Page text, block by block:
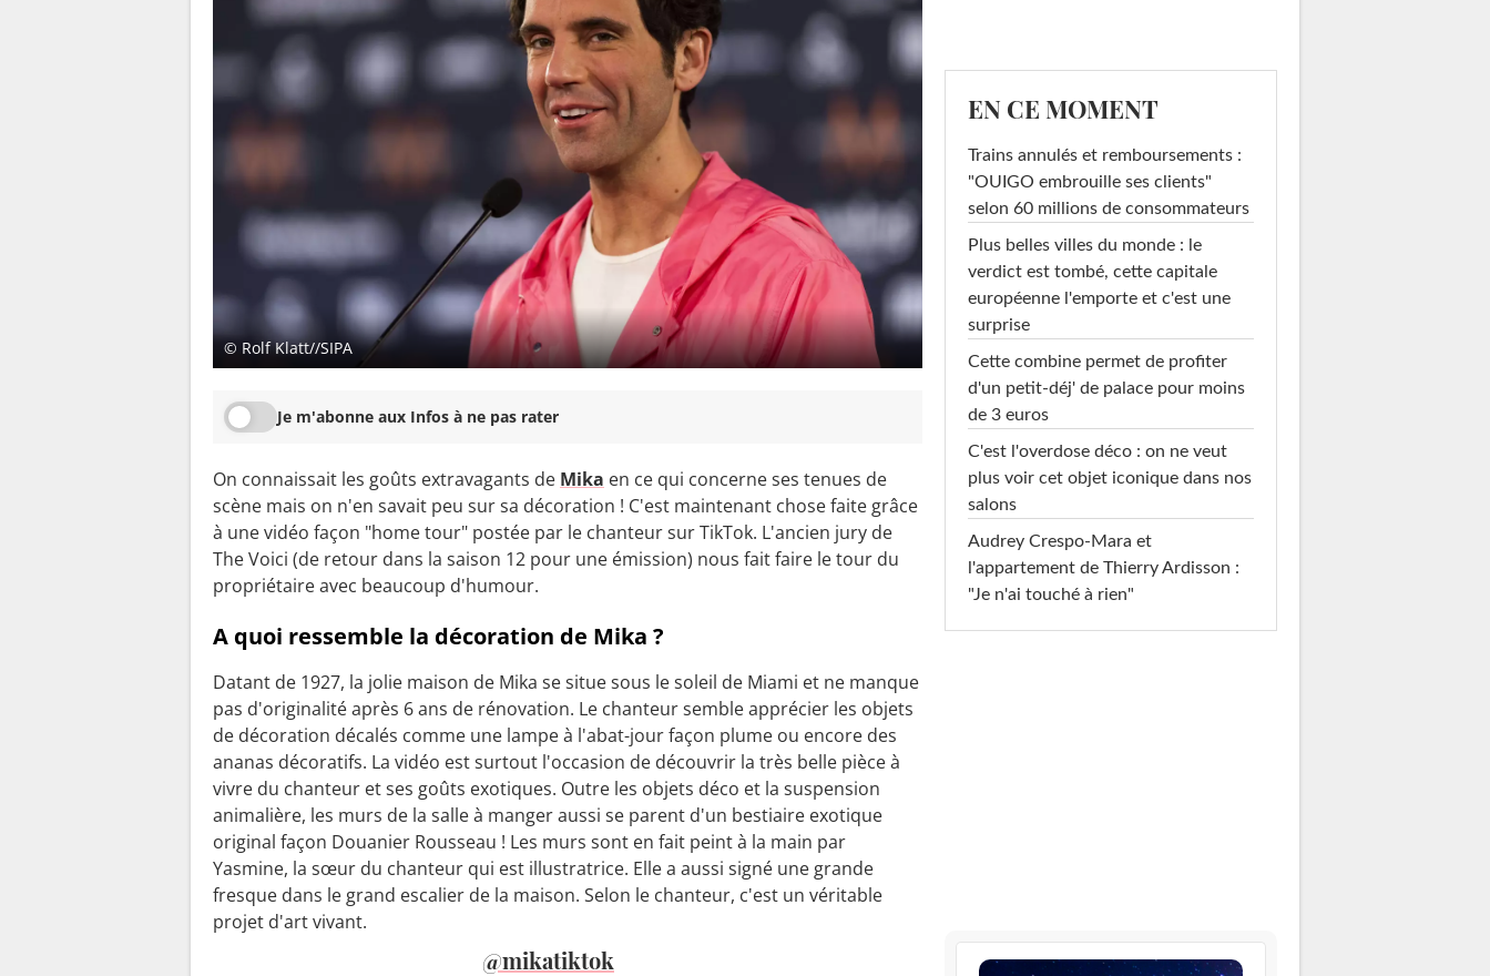
© Rolf Klatt//SIPA
Je m'abonne aux Infos à ne pas rater
On connaissait les goûts extravagants de Mika en ce qui concerne ses tenues de
scène mais on n'en savait peu sur sa décoration ! C'est maintenant chose faite grâce
à une vidéo façon "home tour" postée par le chanteur sur TikTok. L'ancien jury de
The Voici (de retour dans la saison 12 pour une émission) nous fait faire le tour du
propriétaire avec beaucoup d'humour.
A quoi ressemble la décoration de Mika ?
Datant de 1927, la jolie maison de Mika se situe sous le soleil de Miami et ne manque
pas d'originalité après 6 ans de rénovation. Le chanteur semble apprécier les objets
de décoration décalés comme une lampe à l'abat-jour façon plume ou encore des
ananas décoratifs. La vidéo est surtout l'occasion de découvrir la très belle pièce à
vivre du chanteur et ses goûts exotiques. Outre les objets déco et la suspension
animalière, les murs de la salle à manger aussi se parent d'un bestiaire exotique
original façon Douanier Rousseau ! Les murs sont en fait peint à la main par
Yasmine, la sœur du chanteur qui est illustratrice. Elle a aussi signé une grande
fresque dans le grand escalier de la maison. Selon le chanteur, c'est un véritable
projet d'art vivant.
@mikatiktok
EN CE MOMENT
Trains annulés et remboursements :
"OUIGO embrouille ses clients"
selon 60 millions de consommateurs
Plus belles villes du monde : le
verdict est tombé, cette capitale
européenne l'emporte et c'est une
surprise
Cette combine permet de profiter
d'un petit-déj' de palace pour moins
de 3 euros
C'est l'overdose déco : on ne veut
plus voir cet objet iconique dans nos
salons
Audrey Crespo-Mara et
l'appartement de Thierry Ardisson :
"Je n'ai touché à rien"